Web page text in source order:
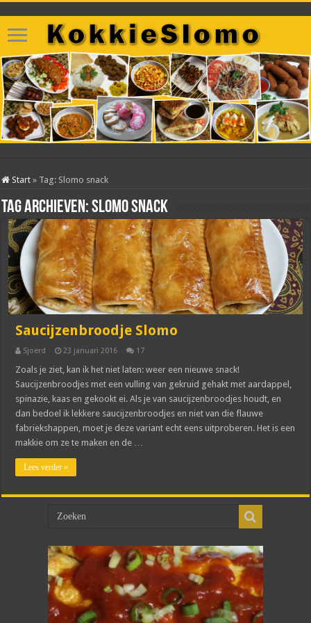
Start » Tag: Slomo snack
Tag archieven:Slomo snack
Saucijzenbroodje Slomo
Sjoerd 23 januari 2016 17
Zoals je ziet, kan ik het niet laten: weer een nieuwe snack!
Saucijzenbroodjes met een vulling van gekruid gehakt met aardappel,
spinazie, kaas en gekookt ei. Als je van saucijzenbroodjes houdt, en
dan bedoel ik lekkere saucijzenbroodjes en niet van die flauwe
fabriekshappen, moet je deze variant echt eens uitproberen. Het is een
makkie om ze te maken en de …
Lees verder »